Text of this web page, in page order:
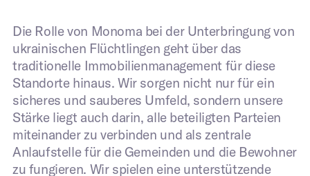
Die Rolle von Monoma bei der Unterbringung von
ukrainischen Flüchtlingen geht über das
traditionelle Immobilienmanagement für diese
Standorte hinaus. Wir sorgen nicht nur für ein
sicheres und sauberes Umfeld, sondern unsere
Stärke liegt auch darin, alle beteiligten Parteien
miteinander zu verbinden und als zentrale
Anlaufstelle für die Gemeinden und die Bewohner
zu fungieren. Wir spielen eine unterstützende
Ja, ich stimme der Datenschutzerklärung
zu.
Absenden